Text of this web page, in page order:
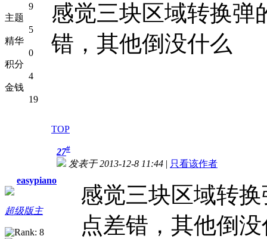
9
主题
5
精华
0
积分
4
金钱
19
感觉三块区域转换弹
错，其他倒没什么
TOP
easypiano
超级版主
27#
发表于 2013-12-8 11:44 | 只看该作者
感觉三块区域转
点差错，其他倒